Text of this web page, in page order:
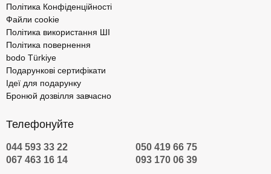
Політика Конфіденційності
Файли cookie
Політика використання ШІ
Політика повернення
bodo Türkiye
Подарункові сертифікати
Ідеї для подарунку
Бронюй дозвілля завчасно
Телефонуйте
044 593 33 22
050 419 66 75
067 463 16 14
093 170 06 39